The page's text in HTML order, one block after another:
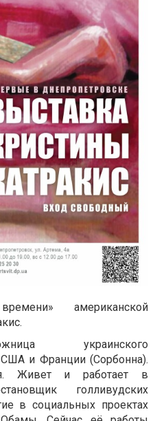
американской
украинского
и Франции (Сорбонна).
Живет и работает в
голливудских
в социальных проектах